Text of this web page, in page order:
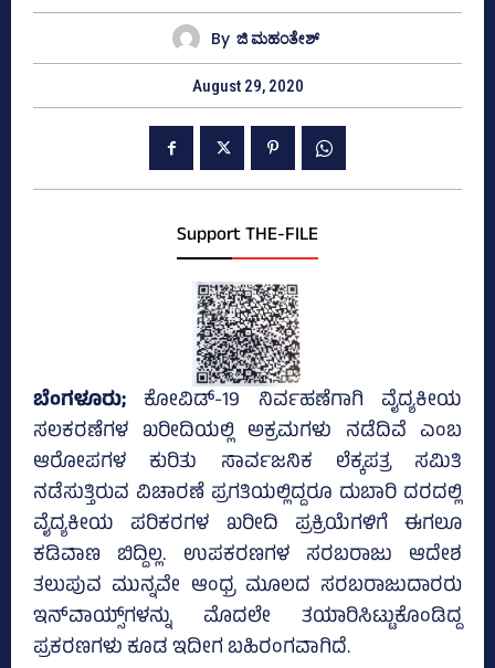
By ಜಿ ಮಹಂತೇಶ್
August 29, 2020
Support THE-FILE
ಬೆಂಗಳೂರು; ಕೋವಿಡ್‌-19 ನಿರ್ವಹಣೆಗಾಗಿ ವೈದ್ಯಕೀಯ
ಸಲಕರಣೆಗಳ ಖರೀದಿಯಲ್ಲಿ ಅಕ್ರಮಗಳು ನಡೆದಿವೆ ಎಂಬ
ಆರೋಪಗಳ ಕುರಿತು ಸಾರ್ವಜನಿಕ ಲೆಕ್ಕಪತ್ರ ಸಮಿತಿ
ನಡೆಸುತ್ತಿರುವ ವಿಚಾರಣೆ ಪ್ರಗತಿಯಲ್ಲಿದ್ದರೂ ದುಬಾರಿ ದರದಲ್ಲಿ
ವೈದ್ಯಕೀಯ ಪರಿಕರಗಳ ಖರೀದಿ ಪ್ರಕ್ರಿಯೆಗಳಿಗೆ ಈಗಲೂ
ಕಡಿವಾಣ ಬಿದ್ದಿಲ್ಲ. ಉಪಕರಣಗಳ ಸರಬರಾಜು ಆದೇಶ
ತಲುಪುವ ಮುನ್ನವೇ ಆಂಧ್ರ ಮೂಲದ ಸರಬರಾಜುದಾರರು
ಇನ್‌ವಾಯ್ಸ್‌ಗಳನ್ನು ಮೊದಲೇ ತಯಾರಿಸಿಟ್ಟುಕೊಂಡಿದ್ದ
ಪ್ರಕರಣಗಳು ಕೂಡ ಇದೀಗ ಬಹಿರಂಗವಾಗಿದೆ.